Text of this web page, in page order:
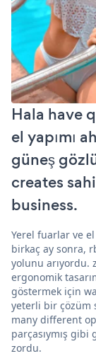
Hala have
el yapımı
güneş
creates
business.
Yerel fuarlar ve
birkaç ay sonra,
yolunu
ergonomik
göstermek için
yeterli bir çözüm
many different
parçasıymış gibi
zordu.